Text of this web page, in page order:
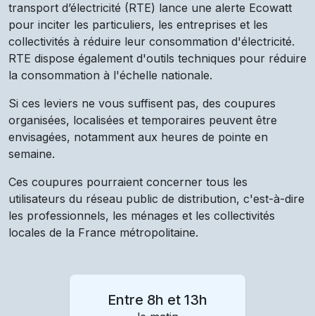
transport d’électricité (RTE) lance une alerte Ecowatt
pour inciter les particuliers, les entreprises et les
collectivités à réduire leur consommation d'électricité.
RTE dispose également d'outils techniques pour réduire
la consommation à l'échelle nationale.
Si ces leviers ne vous suffisent pas, des coupures
organisées, localisées et temporaires peuvent être
envisagées, notamment aux heures de pointe en
semaine.
Ces coupures pourraient concerner tous les
utilisateurs du réseau public de distribution, c'est-à-dire
les professionnels, les ménages et les collectivités
locales de la France métropolitaine.
Entre 8h et 13h